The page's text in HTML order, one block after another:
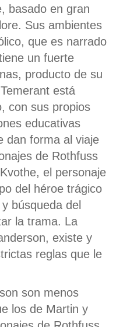
basado en gran
Sus ambientes
que es narrado
un fuerte
producto de su
está
con sus propios
educativas
dan forma al viaje
de Rothfuss
el personaje
del héroe trágico
búsqueda del
la trama. La
existe y
reglas que le
son menos
los de Martin y